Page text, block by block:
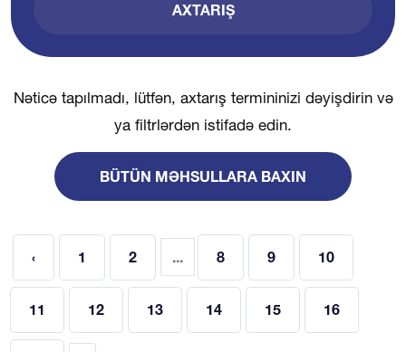
AXTARIŞ
Nəticə tapılmadı, lütfən, axtarış termininizi dəyişdirin və
ya filtrlərdən istifadə edin.
BÜTÜN MƏHSULLARA BAXIN
‹ 1 2 ... 8 9 10
11 12 13 14 15 16